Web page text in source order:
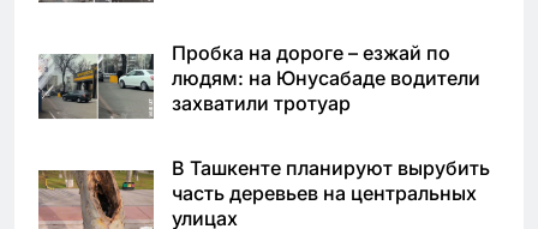
Пробка на дороге – езжай по
людям: на Юнусабаде водители
захватили тротуар
В Ташкенте планируют вырубить
часть деревьев на центральных
улицах